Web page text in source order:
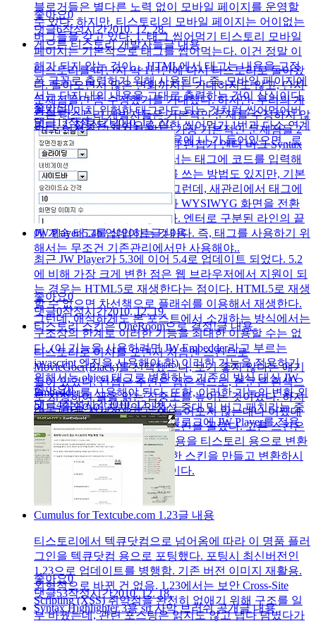
블로거들은 별다른 노력 없이 모바일 페이지를 운영할
수 있다. 하지만, 티스토리의 모바일 페이지는 어이없는
버그들을 갖고 있다. 1. 태그 씹어먹기 티스토리 모바일
페이지는 기본적으로 태그를 씹어먹는다. 이건 정말 이
해가 되지 않는 것이… HTML에서 태그는 내용을 고정
폭 글꼴로 출력하기 위해 사용된다. 즉, 모바일 페이지에
서는 단지 내의 내용을 그대로 출력하는 것이 상식이다.
하지만, 마치 위험한 태그라도 되는 것처럼 씹어먹어버
린다. 2. 잘못된 해석으로 인한 씹어먹기 1번과 다소 연계
가 되는 내용이다. 본문의 내용에 나 가 들어있으면 , 로
해석해..
좋아요0
댓글6작성시간2010. 12. 28.
게으른 티스토리 개발자들글 내용
티스토리를 떠난지 약 1년만에 다시 티스토리로 돌아왔
다. 돌아오면서 많은 변화까지는 기대하지도 않고, 단지
문제점들만 좀 수정했기를 기대했다. 하지만, 우리의 게
으른 티스토리 개발자들은 기본적인 문제를 수정하지 않
았다. 여전히 고쳐지지 않는, 가장 기본적인 문제점들 2
가지는 아래와 같다. 1. 새관리 편집기 엔터 버그 Syntax
Highlighter를 사용하기 위해서는 태그에 코드를 입력해
야 한다. ( 태그나 다른 태그를 쓰는 방법도 있지만, 기본
기능을 중심으로만 얘기함) 그런데, 새관리에서 태그에
내용을 쓴 뒤에 HTML 화면과 WYSIWYG 화면을 전환
하면 웃기는 버그가 발생한다. 엔터로 구분된 라인의 끝
에 계속 태그를 삽입하는 것이다. 즉, 태그를 사용하기 위
해서는 무조건 기존관리에서만 사용해야..
좋아요0
댓글12작성시간2010. 12. 22.
JW Player 5.4b 업데이트글 내용
최근 JW Player가 5.3에 이어 5.4로 업데이트 되었다. 5.2
에 비해 가장 크게 변한 점은 웹 브라우저에서 지원이 되
는 경우는 HTML5로 재생한다는 점이다. HTML5로 재생
할 수 없으면 차선책으로 플래쉬를 이용해서 재생한다.
그런데, 애석하게도 본 포스트에서 소개하는 방식에서는
구조상의 한계로 이러한 기능을 최대한 이용할 수는 없
다. (이 기능을 사용하려면 JW Embedder라고 부르는
javascript 엔진을 사용해야 함) 이러한 기능을 적용하기
위해서는 object 태그로 변환하는 기존의 방식 대신 JW
Embedder를 사용해야 된다. 또한, 이러한 기능의 변화 외
에도 플레이어 자체의 안정성 증대 및 버그 패치라는 중
요한 수정사항이 존재한다. 블로그에 JW Player를 적용
하고,..
좋아요0
댓글0작성시간2010. 12. 19.
티스토리 스킨은 OneRoom으로 결정!글 내용
티스토리로 이사를 오면서 처음엔 스킨으로
MovieGoer(Black)를 선택했으나, 보기 좋지 않다는 얘기
들이 있었다. 컨셉은 주변은 검은색으로, 본문은 흰색으
로 지정하여 글을 읽는 집중도를 높이는 것이었다. 하지
만, 그만큼 전체적으로 눈에 들어오지 않는대나 어쨌대
나… 열심히 뒤져서 극강의 스킨을 골랐다. 고른 스킨은
아이헌터님께서 워드프레스 용을 티스토리 용으로 변환
하신 OneRoom. 이런 ㅎㄷㄷ한 스킨을 만들고 변환하시
는 분들을 보면 놀라울 따름이다.
좋아요0
댓글4작성시간2010. 12. 19.
Cumulus for Textcube.com 1.23글 내용
티스토리에서 텍큐닷컴으로 넘어옴에 따라 이 명품 플러
그인을 텍큐닷컴 용으로 포팅했다. 포팅시 최신버전인
1.23으로 업데이트를 병행함. 기존 버전 이미지 재활용.
외형적으로 바뀐 건 없음. 1.23에서는 보안 Cross-Site
Scripting (XSS) 취약점을 완전히 없애기 위해 구조를 일
부 바꿨는데, 관련 포스팅은 읽지도 않고 냅다 덤볐다가
좋아요0
댓글53작성시간2010. 12. 18.
Syntax Highlighter 3용 srt 자막 브러쉬 공개글 내용